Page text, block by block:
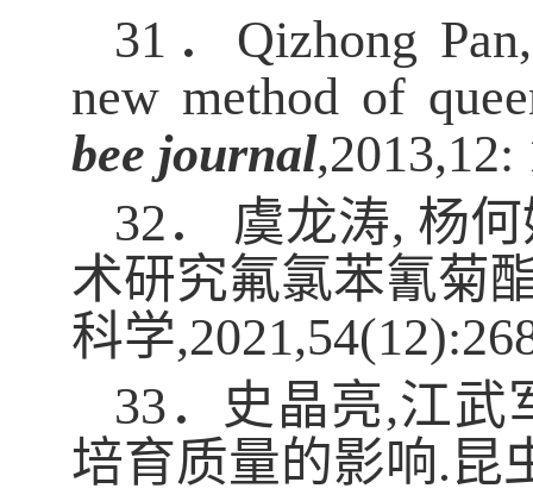
31． Qizhong
new method of
bee journal,2013,12:
32．
虞龙涛, 杨
术研究氟氯苯氰菊
科学
33．
史晶亮,江武
培育质量的影响.昆